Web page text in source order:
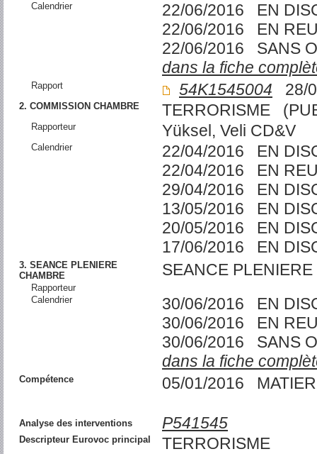
Calendrier
22/06/2016 EN
22/06/2016 EN
22/06/2016 SANS
dans la fiche
Rapport 54K1545004 28/
2. COMMISSION CHAMBRE TERRORISME
Rapporteur Yüksel, Veli CD&V
Calendrier
22/04/2016 EN
22/04/2016 EN
29/04/2016 EN
13/05/2016 EN
20/05/2016 EN
17/06/2016 EN
3. SEANCE PLENIERE
CHAMBRE
SEANCE
Rapporteur
Calendrier
30/06/2016 EN
30/06/2016 EN
30/06/2016 SANS
dans la fiche
Compétence 05/01/2016
Analyse des interventions P541545
Descripteur Eurovoc principal TERRORISME